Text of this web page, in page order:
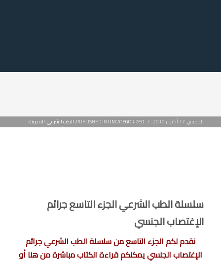
الخميس, 17 أكتوبر 2019 /
PUBLISHED IN UNCATEGORIZED
,الطب الشرعي,المدونة
القانونية,المكتبة القانونية,المكتبة القانونية العربية,تزييف وتزوير,جنائى,قضايا دم,قضايا
سلسلة الطب الشرعي الجزء التاسع جرائم
الإغتصاب الجنسي
نقدم لكم الجزء التاسع من سلسلة الطب الشرعي جرائم
الإغتصاب الجنسي يمكنكم قراءة الكتاب مباشرة من هنا أو